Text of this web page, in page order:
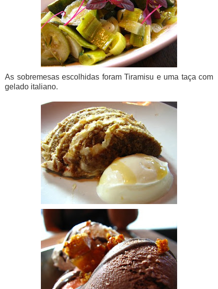
As sobremesas escolhidas foram Tiramisu e uma taça com
gelado italiano.